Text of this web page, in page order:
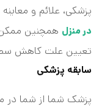
پزشکی، علائم و
در منزل همچنین ممکن
تعیین علت کاهش
سابقه پزشکی
پزشک شما از شما در